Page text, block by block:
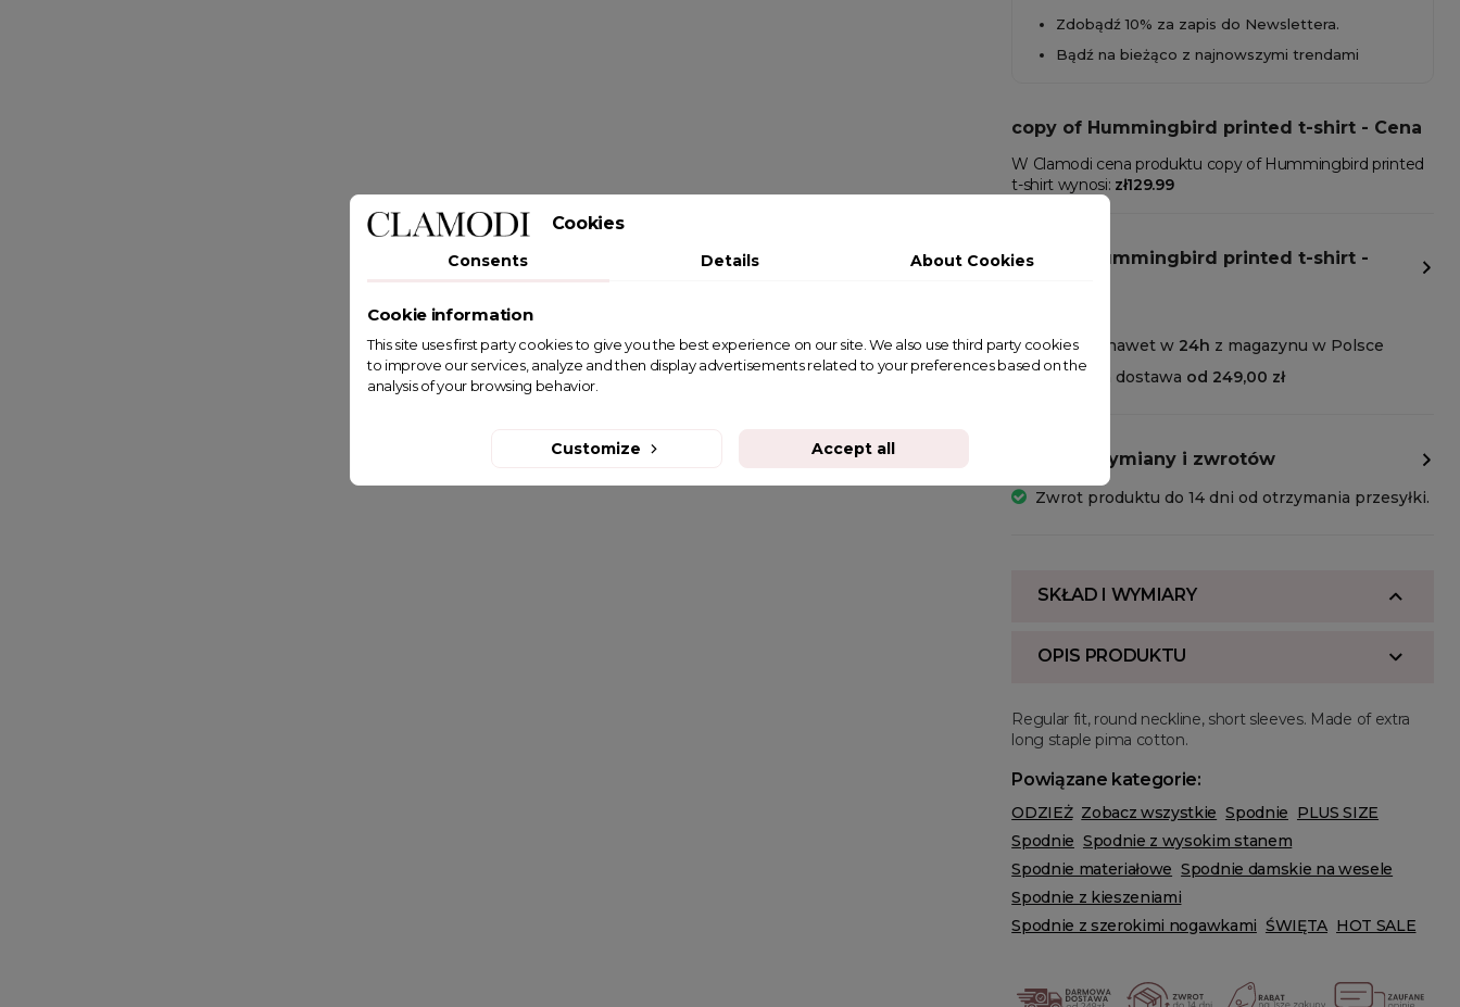
Zdobądź 10% za zapis do Newslettera.
Bądź na bieżąco z najnowszymi trendami
copy of Hummingbird printed t-shirt - Cena
W Clamodi cena produktu copy of Hummingbird printed
t-shirt wynosi: zł129.99
copy of Hummingbird printed t-shirt -
Wysyłka nawet w 24h z magazynu w Polsce
Darmowa dostawa od 249,00 zł
Polityka wymiany i zwrotów
Zwrot produktu do 14 dni od otrzymania przesyłki.
SKŁAD I WYMIARY
OPIS PRODUKTU
Regular fit, round neckline, short sleeves. Made of extra
long staple pima cotton.
Powiązane kategorie:
ODZIEŻ Zobacz wszystkie Spodnie PLUS SIZE
Spodnie Spodnie z wysokim stanem
Spodnie materiałowe Spodnie damskie na wesele
Spodnie z kieszeniami
Spodnie z szerokimi nogawkami ŚWIĘTA HOT SALE
Cookies
Consents Details About Cookies
Cookie information
This site uses first party cookies to give you the best experience on our site. We also use third party cookies
to improve our services, analyze and then display advertisements related to your preferences based on the
analysis of your browsing behavior.
Customize Accept all